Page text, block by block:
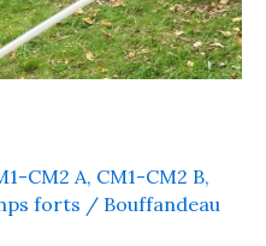
CM2 A, CM1-CM2 B,
forts / Bouffandeau